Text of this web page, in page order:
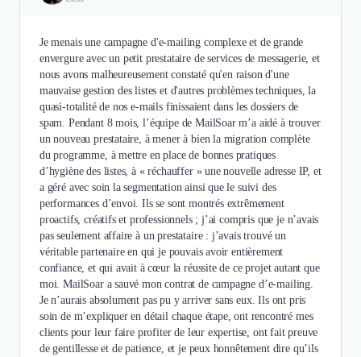
Je menais une campagne d'e-mailing complexe et de grande
envergure avec un petit prestataire de services de messagerie, et
nous avons malheureusement constaté qu'en raison d'une
mauvaise gestion des listes et d'autres problèmes techniques, la
quasi-totalité de nos e-mails finissaient dans les dossiers de
spam. Pendant 8 mois, l’équipe de MailSoar m’a aidé à trouver
un nouveau prestataire, à mener à bien la migration complète
du programme, à mettre en place de bonnes pratiques
d’hygiène des listes, à « réchauffer » une nouvelle adresse IP, et
a géré avec soin la segmentation ainsi que le suivi des
performances d’envoi. Ils se sont montrés extrêmement
proactifs, créatifs et professionnels ; j’ai compris que je n’avais
pas seulement affaire à un prestataire : j’avais trouvé un
véritable partenaire en qui je pouvais avoir entièrement
confiance, et qui avait à cœur la réussite de ce projet autant que
moi. MailSoar a sauvé mon contrat de campagne d’e-mailing.
Je n’aurais absolument pas pu y arriver sans eux. Ils ont pris
soin de m’expliquer en détail chaque étape, ont rencontré mes
clients pour leur faire profiter de leur expertise, ont fait preuve
de gentillesse et de patience, et je peux honnêtement dire qu’ils